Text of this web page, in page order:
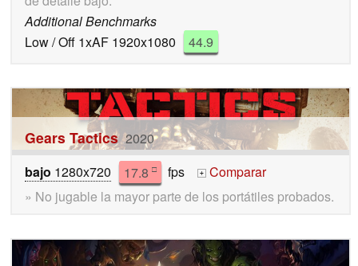
Additional Benchmarks
Low / Off 1xAF 1920x1080
44.9
Gears Tactics 2020
bajo 1280x720 17.8 □ fps +
Comparar
» No jugable la mayor parte de los portátiles probados.